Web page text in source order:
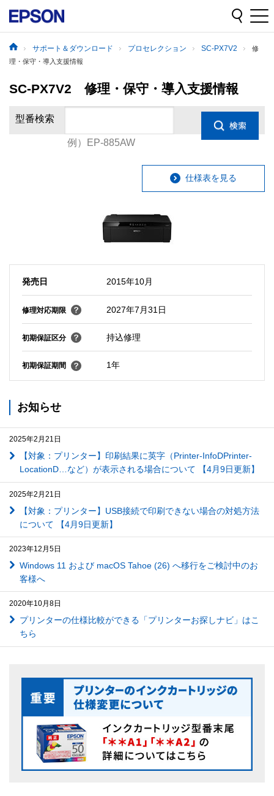
サポート＆ダウンロード プロセレクション SC-PX7V2
修
理・保守・導入支援情報
SC-PX7V2 修理・保守・導入支援情報
型番検索
例）EP-885AW
仕様表を見る
発売日 2015年10月
修理対応期限 2027年7月31日
初期保証区分 持込修理
初期保証期間 1年
お知らせ
2025年2月21日
【対象：プリンター】印刷結果に英字（Printer-InfoDPrinter-
LocationD…など）が表示される場合について 【4月9日更新】
2025年2月21日
【対象：プリンター】USB接続で印刷できない場合の対処方法
について 【4月9日更新】
2023年12月5日
Windows 11 および macOS Tahoe (26) へ移行をご検討中のお
客様へ
2020年10月8日
プリンターの仕様比較ができる「プリンターお探しナビ」はこ
ちら